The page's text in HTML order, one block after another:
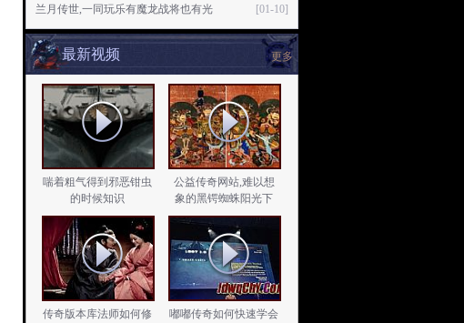
[01-10]
兰月传世,一同玩乐有魔龙战将也有光
更多
最新视频
喘着粗气得到邪恶钳虫
的时候知识
公益传奇网站,难以想
象的黑锷蜘蛛阳光下
传奇版本库法师如何修
嘟嘟传奇如何快速学会